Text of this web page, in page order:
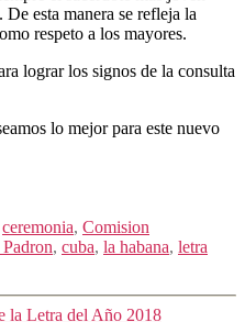
esta manera se refleja la
respeto a los mayores.
lograr los signos de la consulta
lo mejor para este nuevo
ceremonia, Comision
, cuba, la habana, letra
la Letra del Año 2018